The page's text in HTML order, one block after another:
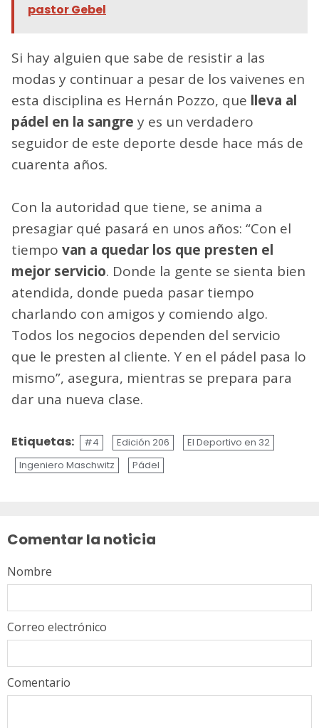
pastor Gebel
Si hay alguien que sabe de resistir a las
modas y continuar a pesar de los vaivenes en
esta disciplina es Hernán Pozzo, que lleva al
pádel en la sangre y es un verdadero
seguidor de este deporte desde hace más de
cuarenta años.
Con la autoridad que tiene, se anima a
presagiar qué pasará en unos años: “Con el
tiempo van a quedar los que presten el
mejor servicio. Donde la gente se sienta bien
atendida, donde pueda pasar tiempo
charlando con amigos y comiendo algo.
Todos los negocios dependen del servicio
que le presten al cliente. Y en el pádel pasa lo
mismo”, asegura, mientras se prepara para
dar una nueva clase.
Etiquetas: #4 Edición 206
El Deportivo en 32
Ingeniero Maschwitz
Pádel
Comentar la noticia
Comentario
Nombre
Correo electrónico